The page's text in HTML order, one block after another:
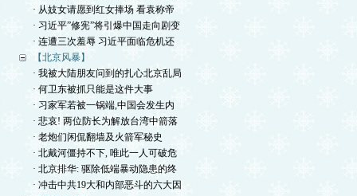
· 从妓女请愿到红女捧场 看袁称帝
· 习近平”修宪”将引爆中国走向剧变
· 连遭三次羞辱 习近平面临危机还
【北京风暴】
· 我被大陆朋友问到的扎心北京乱局
· 何卫东被抓只能是这件大事
· 习家军若被一锅端,中国会发生内
· 悲哀! 两位防长为解放台湾中箭落
· 老炮们闲侃翻墙及火箭军秘史
· 北戴河僵持不下, 唯此一人可破危
· 北京排华: 驱除低端暴动隐患的终
· 冲击中共19大和内部恶斗的六大因